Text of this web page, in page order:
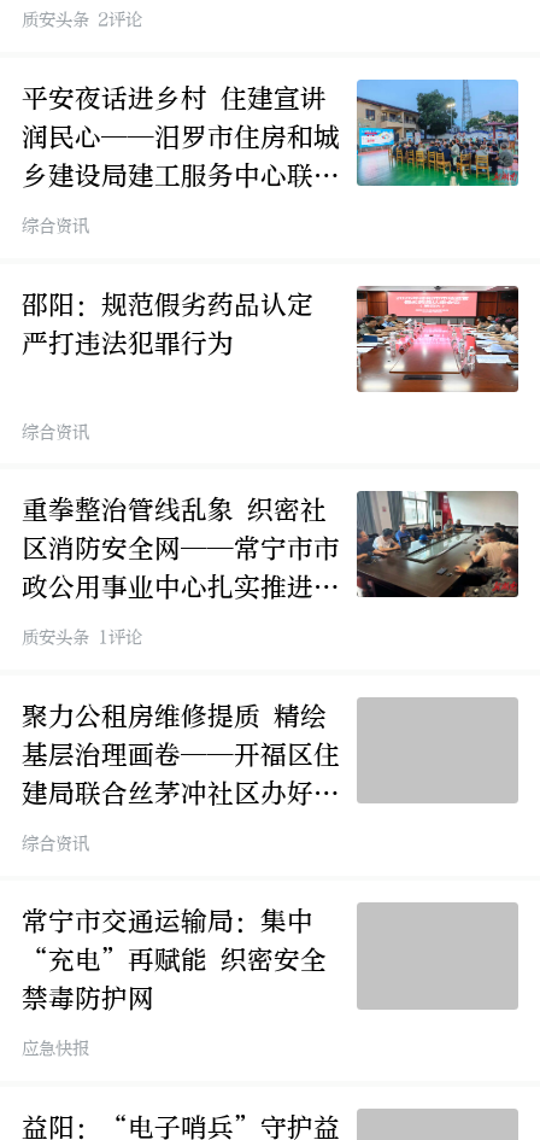
质安头条 2评论
平安夜话进乡村 住建宣讲
润民心——汨罗市住房和城
乡建设局建工服务中心联动
多部门开展夜间安全茶话会
综合资讯
邵阳：规范假劣药品认定
严打违法犯罪行为
综合资讯
重拳整治管线乱象 织密社
区消防安全网——常宁市市
政公用事业中心扎实推进社
区消防安全整治
质安头条 1评论
聚力公租房维修提质 精绘
基层治理画卷——开福区住
建局联合丝茅冲社区办好民
生实事
综合资讯
常宁市交通运输局：集中
“充电”再赋能 织密安全
禁毒防护网
应急快报
益阳：“电子哨兵”守护益